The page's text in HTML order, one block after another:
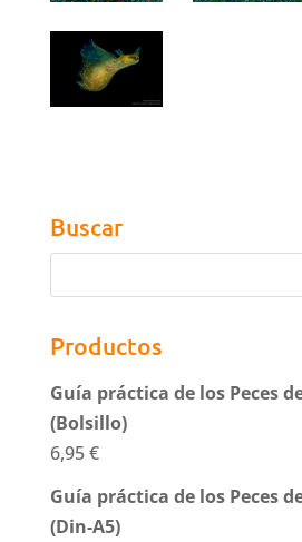
Buscar
Productos
Guía práctica de los Peces
(Bolsillo)
6,95€
Guía práctica de los Peces
(Din-A5)